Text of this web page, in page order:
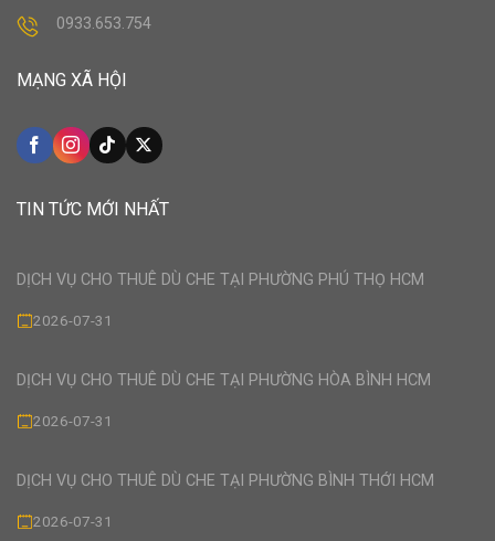
0933.653.754
MẠNG XÃ HỘI
TIN TỨC MỚI NHẤT
DỊCH VỤ CHO THUÊ DÙ CHE TẠI PHƯỜNG PHÚ THỌ HCM
2026-07-31
DỊCH VỤ CHO THUÊ DÙ CHE TẠI PHƯỜNG HÒA BÌNH HCM
2026-07-31
DỊCH VỤ CHO THUÊ DÙ CHE TẠI PHƯỜNG BÌNH THỚI HCM
2026-07-31